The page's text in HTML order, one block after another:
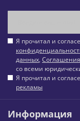
Я прочитал и
данных,
со всеми
Я прочитал и
рекламы
Информация